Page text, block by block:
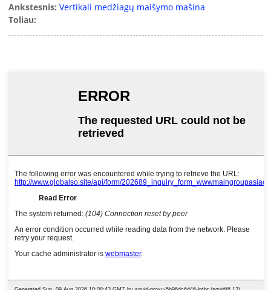
Ankstesnis: Vertikali medžiagų maišymo mašina
Toliau: